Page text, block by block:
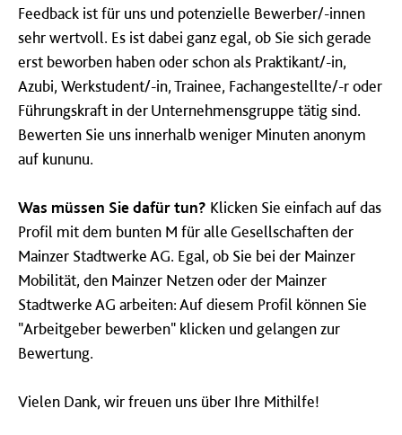
Feedback ist für uns und potenzielle Bewerber/-innen
sehr wertvoll. Es ist dabei ganz egal, ob Sie sich gerade
erst beworben haben oder schon als Praktikant/-in,
Azubi, Werkstudent/-in, Trainee, Fachangestellte/-r oder
Führungskraft in der Unternehmensgruppe tätig sind.
Bewerten Sie uns innerhalb weniger Minuten anonym
auf kununu.
Was müssen Sie dafür tun? Klicken Sie einfach auf das
Profil mit dem bunten M für alle Gesellschaften der
Mainzer Stadtwerke AG. Egal, ob Sie bei der Mainzer
Mobilität, den Mainzer Netzen oder der Mainzer
Stadtwerke AG arbeiten: Auf diesem Profil können Sie
"Arbeitgeber bewerben" klicken und gelangen zur
Bewertung.
Vielen Dank, wir freuen uns über Ihre Mithilfe!